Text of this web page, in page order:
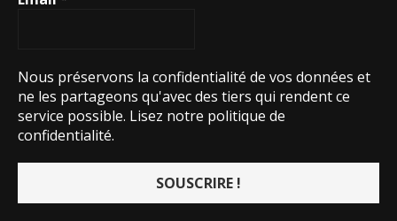
Nous préservons la confidentialité de vos données et
ne les partageons qu'avec des tiers qui rendent ce
service possible. Lisez notre politique de
confidentialité.